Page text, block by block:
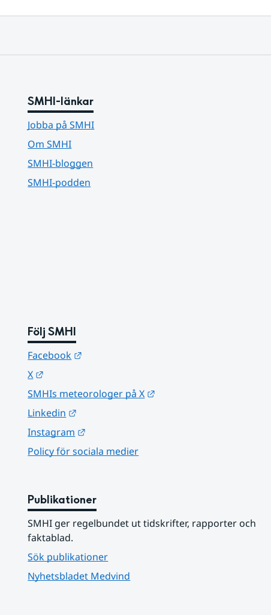
SMHI-länkar
Jobba på SMHI
Om SMHI
SMHI-bloggen
SMHI-podden
Följ SMHI
Facebook
X
SMHIs meteorologer på X
Linkedin
Instagram
Policy för sociala medier
Publikationer
SMHI ger regelbundet ut tidskrifter, rapporter och
faktablad.
Sök publikationer
Nyhetsbladet Medvind